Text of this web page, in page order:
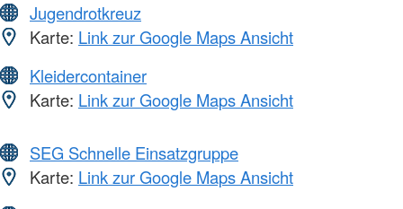
Jugendrotkreuz
Karte: Link zur Google Maps Ansicht
Kleidercontainer
Karte: Link zur Google Maps Ansicht
SEG Schnelle Einsatzgruppe
Karte: Link zur Google Maps Ansicht